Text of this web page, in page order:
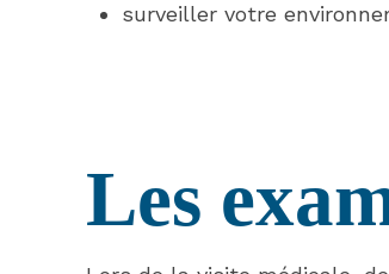
surveiller votre
Les